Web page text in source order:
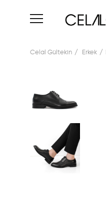
Celal Gültekin Erkek